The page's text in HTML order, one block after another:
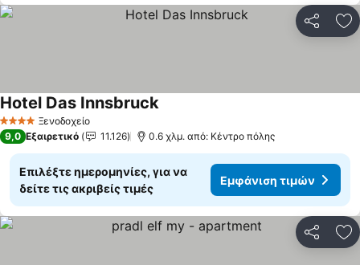
4 ΑστέριαΞενοδοχείο
Hotel Das Innsbruck
9,0 Εξαιρετικό 11.126 0.6 χλμ. από: Κέντρο πόλης
Επιλέξτε ημερομηνίες, για να
δείτε τις ακριβείς τιμές
Εμφάνιση τιμών